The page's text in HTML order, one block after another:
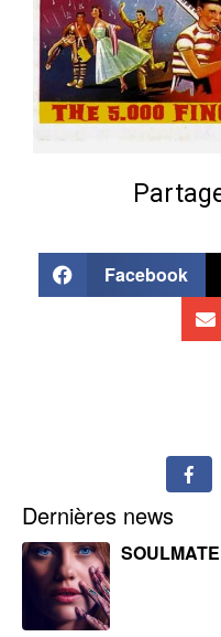
Facebook
Dernières news